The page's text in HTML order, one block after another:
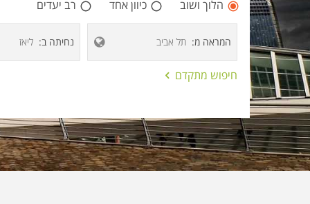
טיסות
טיסות לפאפוס
טיסות
טיסות
הלוך ושוב כיוון אחד רב יעדים
המראה מ נחיתה ב
חיפוש מתקדם אפשרויות
מוצגות
לפני
הכפתור